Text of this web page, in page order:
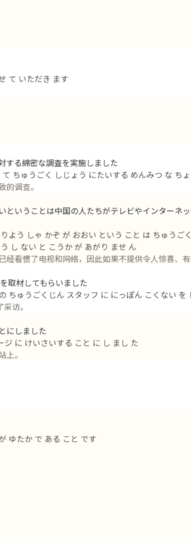
て いただき ます
する綿密な調査を実施しました
ちゅうごく しじょう にたいする めんみつ な ち
调查。
いうことは中国の人たちがテレビやインター
よう しゃ かぞ が おおい という こと は ちゅう
し ない と こうか が あがり ませ ん
看惯了电视和网络，因此如果不提供令人惊喜、
取材してもらいました
ちゅうごくじん スタッフ に にっぽん こくない を
访。
にしました
に けいさいする こと に し まし た
。
ゆたか で ある こと です